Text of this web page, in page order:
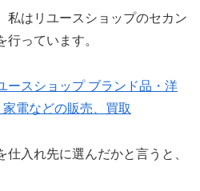
私はリユースショップのセカン
行っています。
ースショップ ブランド品・洋
電などの販売、買取
入れ先に選んだかと言うと、